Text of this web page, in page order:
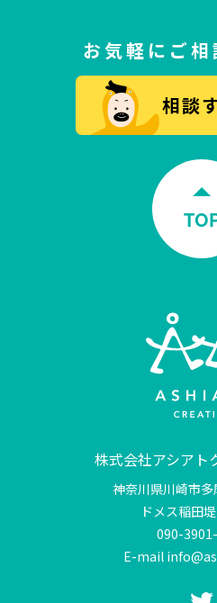
お気軽にご
相談
株式会社アシアト
神奈川県川崎市
ドメス稲田
090-
E-mail